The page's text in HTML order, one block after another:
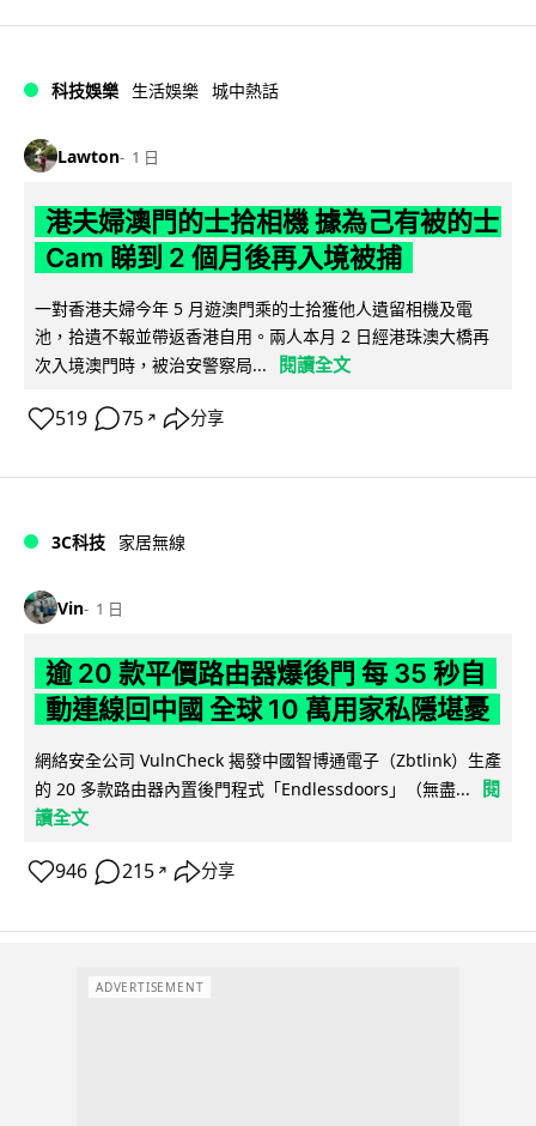
科技娛樂 生活娛樂 城中熱話
Lawton 1 日
港夫婦澳門的士拾相機 據為己有被的士
Cam 睇到 2 個月後再入境被捕
一對香港夫婦今年 5 月遊澳門乘的士拾獲他人遺留相機及電
池，拾遺不報並帶返香港自用。兩人本月 2 日經港珠澳大橋再
次入境澳門時，被治安警察局...
閱讀全文
519 75 ↗ 分享
3C科技 家居無線
Vin 1 日
逾 20 款平價路由器爆後門 每 35 秒自
動連線回中國 全球 10 萬用家私隱堪憂
網絡安全公司 VulnCheck 揭發中國智博通電子（Zbtlink）生產
的 20 多款路由器內置後門程式「Endlessdoors」（無盡...
閱
讀全文
946 215 ↗ 分享
ADVERTISEMENT